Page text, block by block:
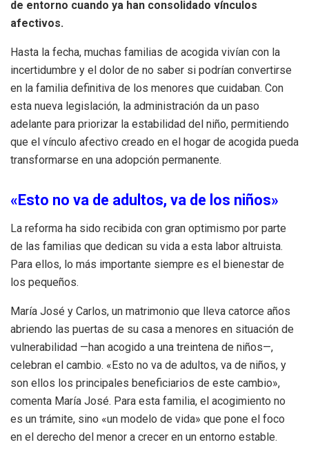
de entorno cuando ya han consolidado vínculos
afectivos.
Hasta la fecha, muchas familias de acogida vivían con la
incertidumbre y el dolor de no saber si podrían convertirse
en la familia definitiva de los menores que cuidaban. Con
esta nueva legislación, la administración da un paso
adelante para priorizar la estabilidad del niño, permitiendo
que el vínculo afectivo creado en el hogar de acogida pueda
transformarse en una adopción permanente.
«Esto no va de adultos, va de los niños»
La reforma ha sido recibida con gran optimismo por parte
de las familias que dedican su vida a esta labor altruista.
Para ellos, lo más importante siempre es el bienestar de
los pequeños.
María José y Carlos, un matrimonio que lleva catorce años
abriendo las puertas de su casa a menores en situación de
vulnerabilidad —han acogido a una treintena de niños—,
celebran el cambio. «Esto no va de adultos, va de niños, y
son ellos los principales beneficiarios de este cambio»,
comenta María José. Para esta familia, el acogimiento no
es un trámite, sino «un modelo de vida» que pone el foco
en el derecho del menor a crecer en un entorno estable.